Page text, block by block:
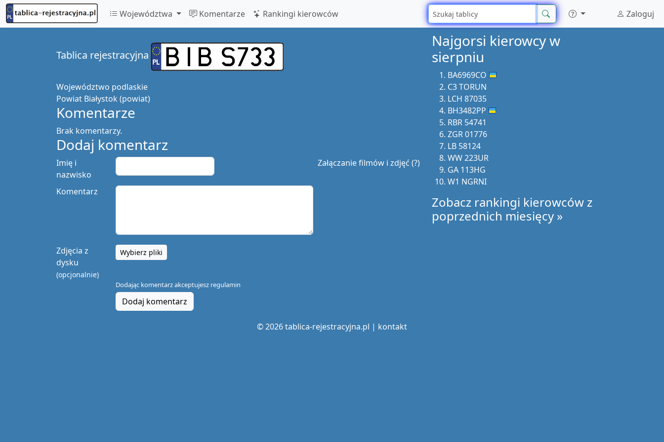
Województwa Komentarze Rankingi kierowców Zaloguj
Tablica rejestracyjna
Województwo podlaskie
Powiat Białystok (powiat)
Komentarze
Brak komentarzy.
Dodaj komentarz
Załączanie filmów i zdjęć (?)
Imię i
nazwisko
Komentarz
Zdjęcia z
dysku
(opcjonalnie)
Wybierz pliki
Dodając komentarz akceptujesz regulamin
Dodaj komentarz
Najgorsi kierowcy w
sierpniu
BA6969CO
C3 TORUN
LCH 87035
BH3482PP
RBR 54741
ZGR 01776
LB 58124
WW 223UR
GA 113HG
W1 NGRNI
Zobacz rankingi kierowców z
poprzednich miesięcy »
© 2026 tablica-rejestracyjna.pl | kontakt